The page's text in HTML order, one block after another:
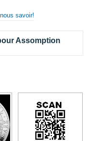
savoir!
Assomption